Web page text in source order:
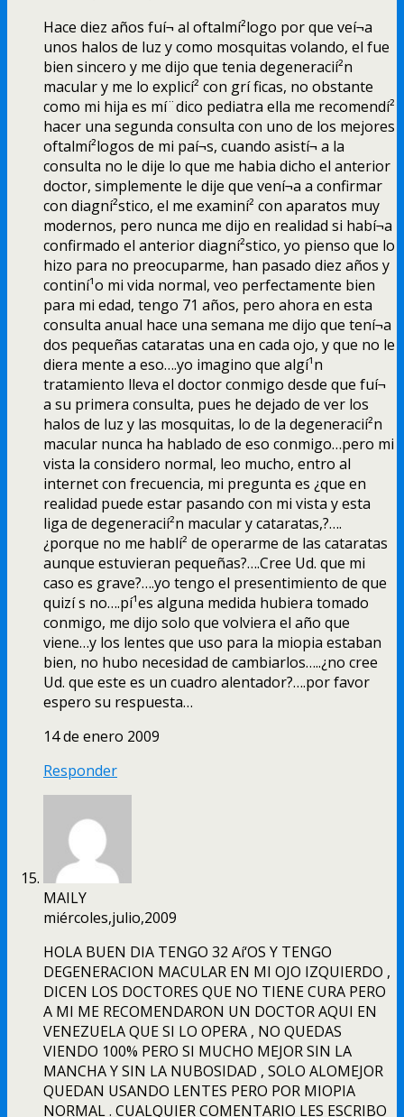
Hace diez años fuí¬ al oftalmí²logo por que veí¬a
unos halos de luz y como mosquitas volando, el fue
bien sincero y me dijo que tenia degeneracií²n
macular y me lo explicí² con grí ficas, no obstante
como mi hija es mí¨dico pediatra ella me recomendí²
hacer una segunda consulta con uno de los mejores
oftalmí²logos de mi paí¬s, cuando asistí¬ a la
consulta no le dije lo que me habia dicho el anterior
doctor, simplemente le dije que vení¬a a confirmar
con diagní²stico, el me examiní² con aparatos muy
modernos, pero nunca me dijo en realidad si habí¬a
confirmado el anterior diagní²stico, yo pienso que lo
hizo para no preocuparme, han pasado diez años y
continí¹o mi vida normal, veo perfectamente bien
para mi edad, tengo 71 años, pero ahora en esta
consulta anual hace una semana me dijo que tení¬a
dos pequeñas cataratas una en cada ojo, y que no le
diera mente a eso….yo imagino que algí¹n
tratamiento lleva el doctor conmigo desde que fuí¬
a su primera consulta, pues he dejado de ver los
halos de luz y las mosquitas, lo de la degeneracií²n
macular nunca ha hablado de eso conmigo…pero mi
vista la considero normal, leo mucho, entro al
internet con frecuencia, mi pregunta es ¿que en
realidad puede estar pasando con mi vista y esta
liga de degeneracií²n macular y cataratas,?….
¿porque no me hablí² de operarme de las cataratas
aunque estuvieran pequeñas?….Cree Ud. que mi
caso es grave?….yo tengo el presentimiento de que
quizí s no….pí¹es alguna medida hubiera tomado
conmigo, me dijo solo que volviera el año que
viene…y los lentes que uso para la miopia estaban
bien, no hubo necesidad de cambiarlos…..¿no cree
Ud. que este es un cuadro alentador?….por favor
espero su respuesta…
14 de enero 2009
Responder
MAILY
miércoles,julio,2009
HOLA BUEN DIA TENGO 32 Aí‘OS Y TENGO
DEGENERACION MACULAR EN MI OJO IZQUIERDO ,
DICEN LOS DOCTORES QUE NO TIENE CURA PERO
A MI ME RECOMENDARON UN DOCTOR AQUI EN
VENEZUELA QUE SI LO OPERA , NO QUEDAS
VIENDO 100% PERO SI MUCHO MEJOR SIN LA
MANCHA Y SIN LA NUBOSIDAD , SOLO ALOMEJOR
QUEDAN USANDO LENTES PERO POR MIOPIA
NORMAL . CUALQUIER COMENTARIO LES ESCRIBO